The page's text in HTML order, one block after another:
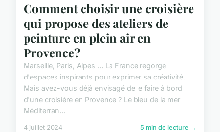
Comment choisir une croisière
qui propose des ateliers de
peinture en plein air en
Provence?
Marseille, Paris, Alpes … La France regorge
d'espaces inspirants pour exprimer sa créativité.
Mais avez-vous déjà envisagé de le faire à bord
d'une croisière en Provence ? Le bleu de la mer
Méditerran...
4 juillet 2024 5 min de lecture →